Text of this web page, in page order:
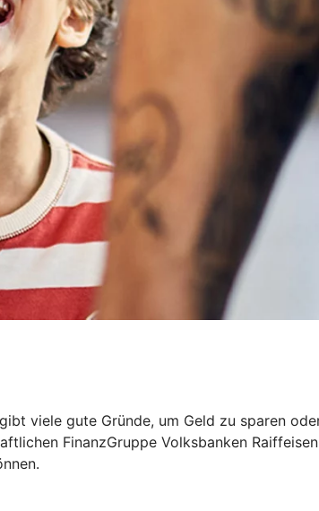
viele gute Gründe, um Geld zu sparen
FinanzGruppe Volksbanken